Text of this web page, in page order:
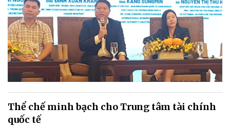
Thể chế minh bạch cho Trung tâm tài chính
quốc tế